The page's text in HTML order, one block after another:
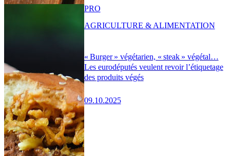
« Burger » végétarien, « steak » végétal…
Les eurodéputés veulent revoir l’étiquetage
des produits végés
09.10.2025
PRO
AGRICULTURE & ALIMENTATION